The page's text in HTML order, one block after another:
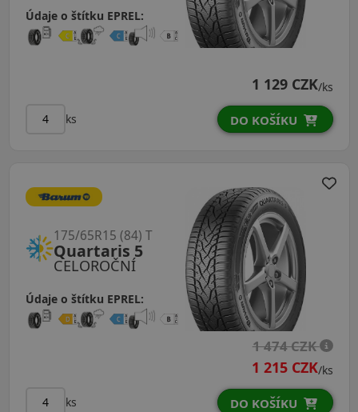
Údaje o štítku EPREL:
1 129 CZK/ks
ks DO KOŠÍKU
CELOROČNÍ
Quartaris 5
175/65R15 (84) T
Údaje o štítku EPREL:
1 474 CZK
1 215 CZK/ks
ks DO KOŠÍKU